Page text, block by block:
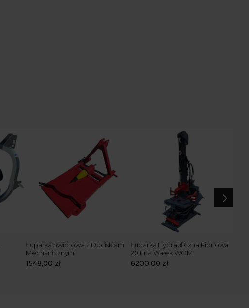
Łuparka Świdrowa z Dociskiem
Mechanicznym
1548,00 zł
Łuparka Hydrauliczna Pionowa
20 t na Wałek WOM
6200,00 zł
5